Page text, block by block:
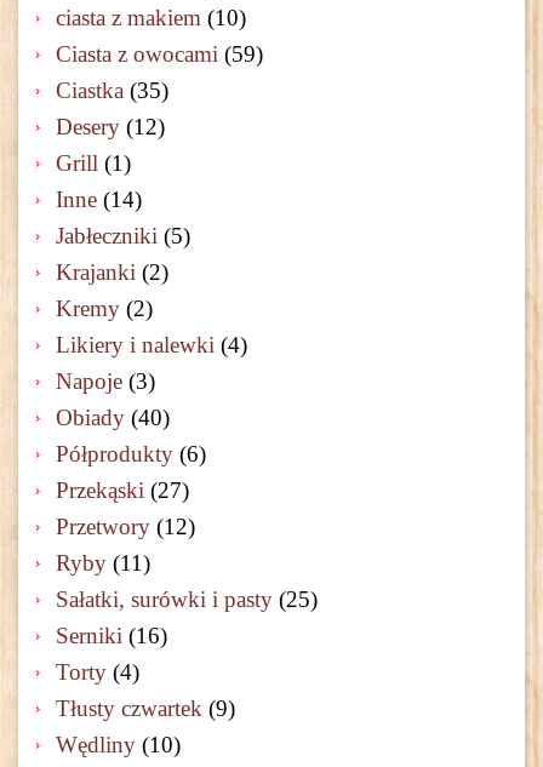
ciasta z makiem (10)
Ciasta z owocami (59)
Ciastka (35)
Desery (12)
Grill (1)
Inne (14)
Jabłeczniki (5)
Krajanki (2)
Kremy (2)
Likiery i nalewki (4)
Napoje (3)
Obiady (40)
Półprodukty (6)
Przekąski (27)
Przetwory (12)
Ryby (11)
Sałatki, surówki i pasty (25)
Serniki (16)
Torty (4)
Tłusty czwartek (9)
Wędliny (10)